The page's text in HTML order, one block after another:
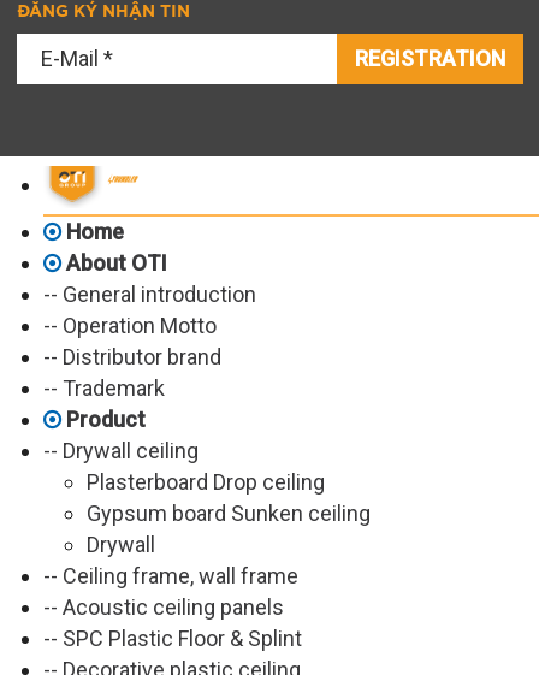
ĐĂNG KÝ NHẬN TIN
REGISTRATION
Home
About OTI
-- General introduction
-- Operation Motto
-- Distributor brand
-- Trademark
Product
-- Drywall ceiling
Plasterboard Drop ceiling
Gypsum board Sunken ceiling
Drywall
-- Ceiling frame, wall frame
-- Acoustic ceiling panels
-- SPC Plastic Floor & Splint
-- Decorative plastic ceiling